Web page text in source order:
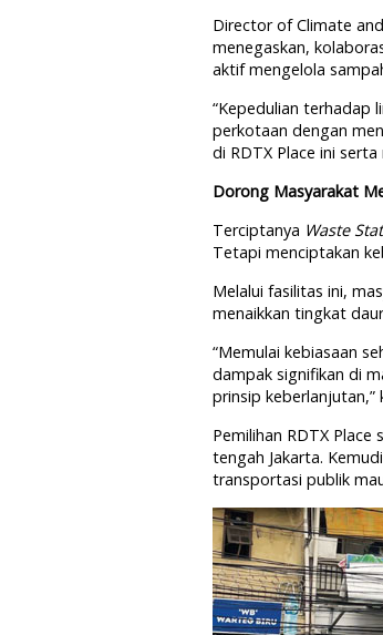
Director of Climate
menegaskan,
aktif mengelola
“Kepedulian terhadap
perkotaan dengan
di RDTX Place ini
Dorong Masyarakat
Terciptanya Waste
Tetapi menciptakan
Melalui fasilitas ini,
menaikkan tingkat
“Memulai kebiasaan
dampak signifikan di
prinsip keberlanjutan,”
Pemilihan RDTX Place
tengah Jakarta.
transportasi publik